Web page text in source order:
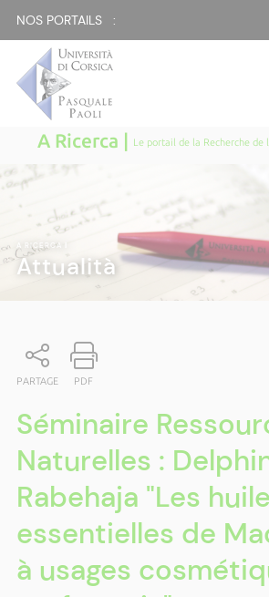
NOS PORTAILS :
A Ricerca | Le portail de la Recherche de
A RICERCA
Attualità
PARTAGE PDF
Séminaire
Naturelles :
Rabehaja "Les
essentielles de
à usages